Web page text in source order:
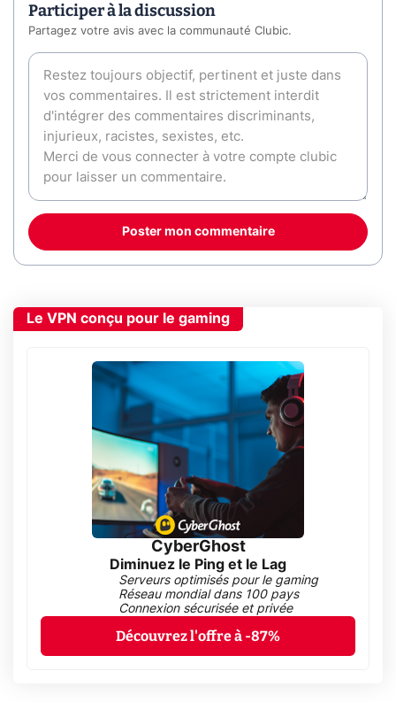
Participer à la discussion
Partagez votre avis avec la communauté Clubic.
Poster mon commentaire
Le VPN conçu pour le gaming
CyberGhost
Diminuez le Ping et le Lag
Serveurs optimisés pour le gaming
Réseau mondial dans 100 pays
Connexion sécurisée et privée
Découvrez l'offre à -87%